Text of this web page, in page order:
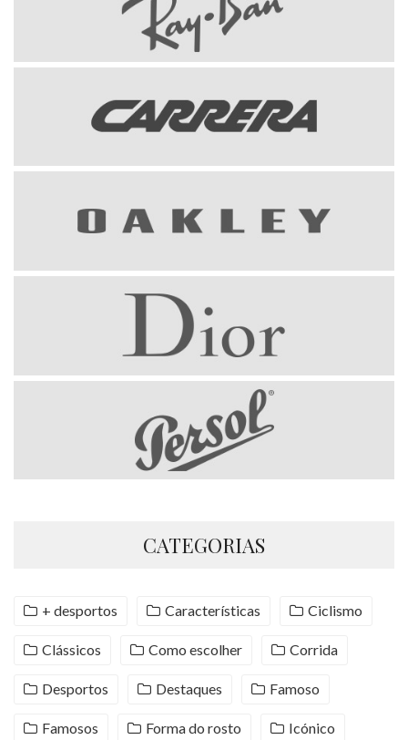
CATEGORIAS
+ desportos Características Ciclismo
Clássicos Como escolher Corrida
Desportos Destaques Famoso
Famosos Forma do rosto Icónico